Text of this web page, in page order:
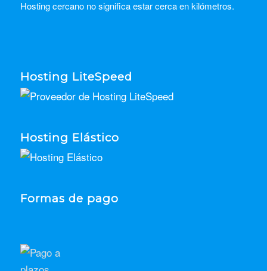
Hosting cercano no significa estar cerca en kilómetros.
Hosting LiteSpeed
Hosting Elástico
Formas de pago